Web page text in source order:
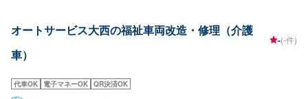
曜日、祝日営業時間：9:00~19:00
オートサービス大西の福祉車両改造・修理（介護
車）
-(-件)
代車OK 電子マネーOK QR決済OK